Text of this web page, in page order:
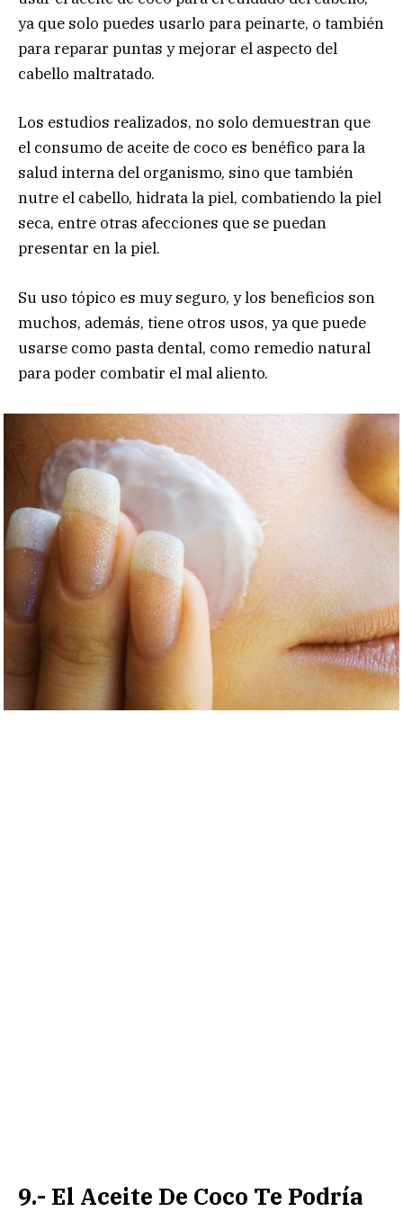
ya que solo puedes usarlo para peinarte, o también
para reparar puntas y mejorar el aspecto del
cabello maltratado.
Los estudios realizados, no solo demuestran que
el consumo de aceite de coco es benéfico para la
salud interna del organismo, sino que también
nutre el cabello, hidrata la piel, combatiendo la piel
seca, entre otras afecciones que se puedan
presentar en la piel.
Su uso tópico es muy seguro, y los beneficios son
muchos, además, tiene otros usos, ya que puede
usarse como pasta dental, como remedio natural
para poder combatir el mal aliento.
9.- El Aceite De Coco Te Podría